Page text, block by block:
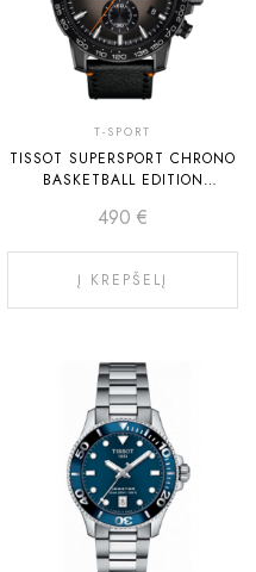
T-SPORT
TISSOT SUPERSPORT CHRONO
BASKETBALL EDITION
490 €
Į KREPŠELĮ